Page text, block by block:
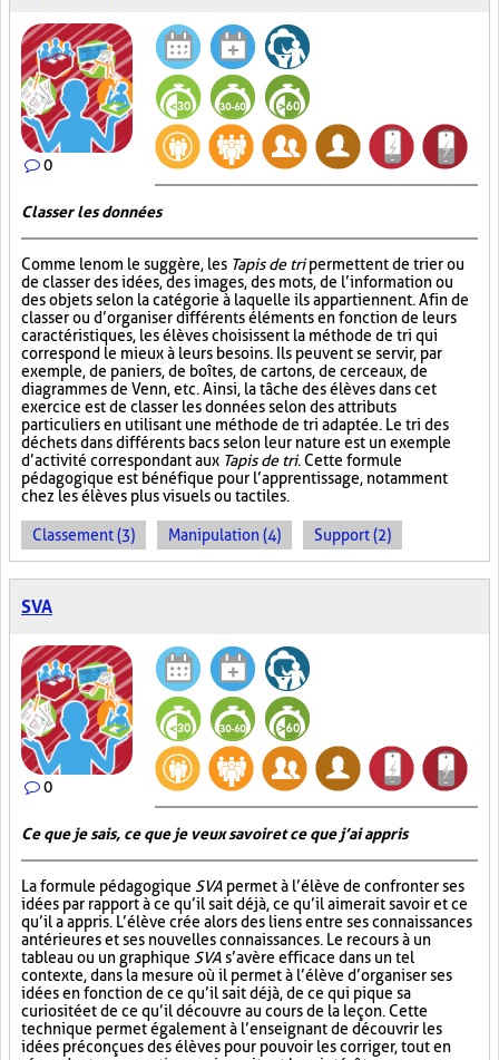
0
Classer les données
Comme le nom le suggère, les Tapis de tripermettent de trier ou
de classer des idées, des images, des mots, de l’information ou
des objets selon la catégorie à laquelle ils appartiennent. Afin de
classer ou d’organiser différents éléments en fonction de leurs
caractéristiques, les élèves choisissent la méthode de tri qui
correspond le mieux à leurs besoins. Ils peuvent se servir, par
exemple, de paniers, de boîtes, de cartons, de cerceaux, de
diagrammes de Venn, etc. Ainsi, la tâche des élèves dans cet
exercice est de classer les données selon des attributs
particuliers en utilisant une méthode de tri adaptée. Le tri des
déchets dans différents bacs selon leur nature est un exemple
d’activité correspondant aux Tapis de tri. Cette formule
pédagogique est bénéfique pour l’apprentissage, notamment
chez les élèves plus visuels ou tactiles.
Classement (3) Manipulation (4) Support (2)
SVA
0
Ce que je sais, ce que je veux savoir et ce que j’ai appris
La formule pédagogique SVA permet à l’élève de confronter ses
idées par rapport à ce qu’il sait déjà, ce qu’il aimerait savoir et ce
qu’il a appris. L’élève crée alors des liens entre ses connaissances
antérieures et ses nouvelles connaissances. Le recours à un
tableau ou un graphique SVA s’avère efficace dans un tel
contexte, dans la mesure où il permet à l’élève d’organiser ses
idées en fonction de ce qu’il sait déjà, de ce qui pique sa
curiosité et de ce qu’il découvre au cours de la leçon. Cette
technique permet également à l’enseignant de découvrir les
idées préconçues des élèves pour pouvoir les corriger, tout en